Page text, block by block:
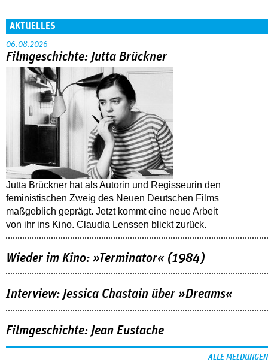
AKTUELLES
06.08.2026
Filmgeschichte: Jutta Brückner
Jutta Brückner hat als Autorin und Regisseurin den
feministischen Zweig des Neuen Deutschen Films
maßgeblich geprägt. Jetzt kommt eine neue Arbeit
von ihr ins Kino. Claudia Lenssen blickt zurück.
Wieder im Kino: »Terminator« (1984)
Interview: Jessica Chastain über »Dreams«
Filmgeschichte: Jean Eustache
ALLE MELDUNGEN